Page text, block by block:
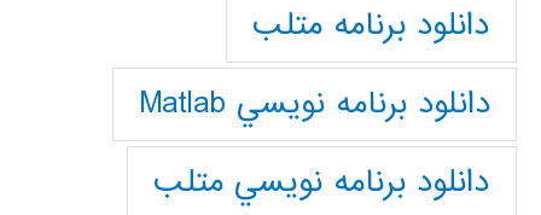
دانلود برنامه متلب
دانلود برنامه نويسي Matlab
دانلود برنامه نويسي متلب